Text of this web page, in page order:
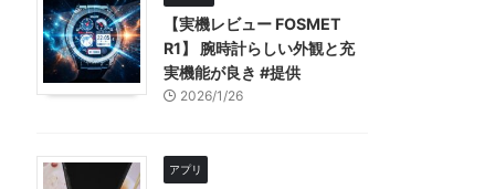
【実機レビュー FOSMET
R1】 腕時計らしい外観と充
実機能が良き #提供
2026/1/26
アプリ